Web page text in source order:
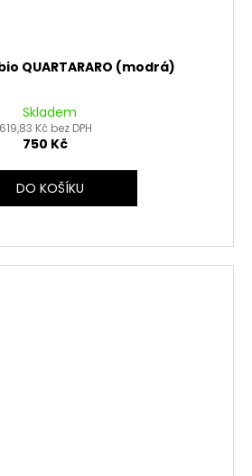
QUARTARARO (modrá)
Skladem
619,83 Kč bez DPH
750 Kč
DO KOŠÍKU